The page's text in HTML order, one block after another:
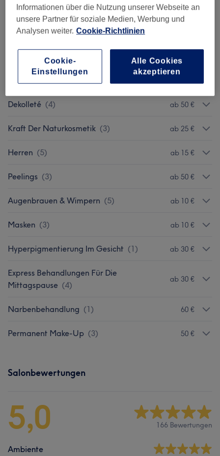
Keine Ahnung Was Ich Brauche… Hilfe (1) 50 €
Microneedling (2)
Gesichtsbehandlungen (Unisex) 7) ab 30 €
Milienentfernung (Grießkorn Der Haut)
Dekolleté (4) ab 50 €
Kraft Der Naturkosmetik (3) ab 25 €
Herren (5) ab 15 €
Peelings (3) ab 50 €
Augenbrauen & Wimpern (5) ab 10 €
Masken (3) ab 10 €
Hyperpigmentierung Im Gesicht (1) ab 30 €
Express Behandlungen Für Die
Mittagspause (4)
ab 30 €
Narbenbehandlung (1) 60 €
Permanent Make-Up (3) 50 €
Salonbewertungen
5,0 166 Bewertungen
Ambiente
Informationen über die Nutzung unserer Webseite an
unsere Partner für soziale Medien, Werbung und
Analysen weiter. Cookie-Richtlinien
Cookie-
Einstellungen
Alle Cookies
akzeptieren